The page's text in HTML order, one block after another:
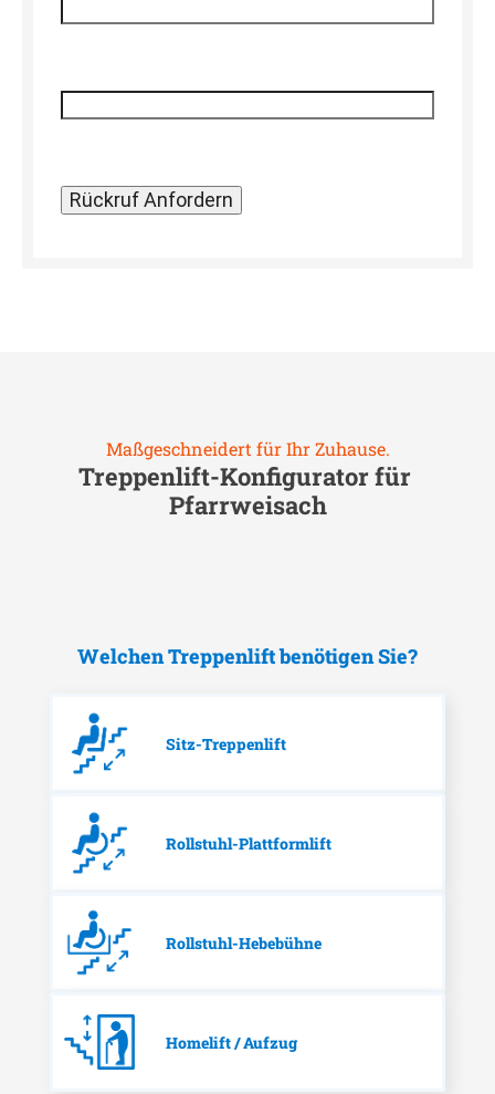
Maßgeschneidert für Ihr Zuhause.
Treppenlift-Konfigurator für
Pfarrweisach
Welchen Treppenlift benötigen Sie?
Sitz-Treppenlift
Rollstuhl-Plattformlift
Rollstuhl-Hebebühne
Homelift / Aufzug